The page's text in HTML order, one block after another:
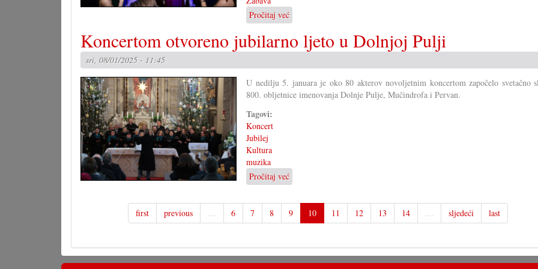
Pročitaj već
Prvi
hrvatski
bal
ljetu
Koncertom otvoreno jubilarno ljeto u Dolnjoj Pulji
sri, 08/01/2025 - 11:45
U nedilju 5. januara je oko 80 akterov novoljetnim koncertom započelo svetačno
800. obljetnice imenovanja Dolnje Pulje, Mučindrofa i Pervan.
Tagovi:
Koncert
Jubilej
Kultura
muzika
Pročitaj već
Koncertom
otvoreno
jubilarno
ljeto
Dolnjoj
Pulji
first previous … 6 7 8 9 10 11 12 13 14 … sljedeći last